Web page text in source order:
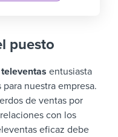
puesto
entusiasta
nuestra empresa.
de ventas por
con los
eficaz debe